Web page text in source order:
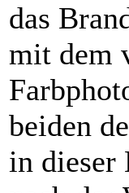
das
mit dem
beiden
in dieser